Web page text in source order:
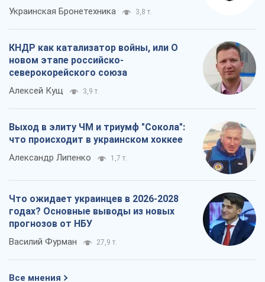
Украинская Бронетехника 3,8 т.
КНДР как катализатор войны, или О
новом этапе российско-
северокорейского союза
Алексей Кущ 3,9 т.
Выход в элиту ЧМ и триумф "Сокола":
что происходит в украинском хоккее
Александр Липенко 1,7 т.
Что ожидает украинцев в 2026-2028
годах? Основные выводы из новых
прогнозов от НБУ
Василий Фурман 27,9 т.
Все мнения